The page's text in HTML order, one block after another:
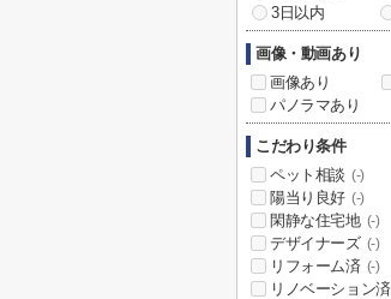
3日以内
画像・動画あり
画像あり
パノラマあり
こだわり条件
ペット相談 (-)
陽当り良好 (-)
閑静な住宅地 (-)
デザイナーズ (-)
リフォーム済 (-)
リノベーション済